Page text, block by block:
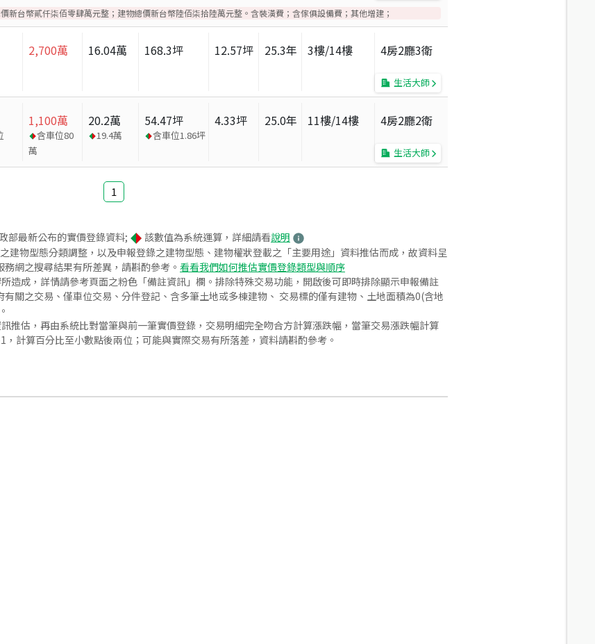
新台幣貳仟柒佰零肆萬元整；建物總價新台幣陸佰柒拾陸萬元整。含裝潢費；含傢俱設備費；其他增建；
2,700萬 16.04萬 168.3坪 12.57坪 25.3年 3樓/14樓 4房2廳3衛
生活大師
1,100萬
含車位80
萬
20.2萬
19.4萬
54.47坪
含車位1.86坪
4.33坪 25.0年 11樓/14樓 4房2廳2衛
生活大師
1
部最新公布的實價登錄資料; 該數值為系統運算，詳細請看說明
建物型態分類調整，以及申報登錄之建物型態、建物權狀登載之「主要用途」資料推估而成，故資料呈
網之搜尋結果有所差異，請斟酌參考。 看看我們如何推估實價登錄類型與順序
造成，詳情請參考頁面之粉色「備註資訊」欄。排除特殊交易功能，開啟後可即時排除顯示申報備註
關之交易、僅車位交易、分件登記、含多筆土地或多棟建物、 交易標的僅有建物、土地面積為0(含地
推估，再由系統比對當筆與前一筆實價登錄，交易明細完全吻合方計算漲跌幅，當筆交易漲跌幅計算
計算百分比至小數點後兩位；可能與實際交易有所落差，資料請斟酌參考。